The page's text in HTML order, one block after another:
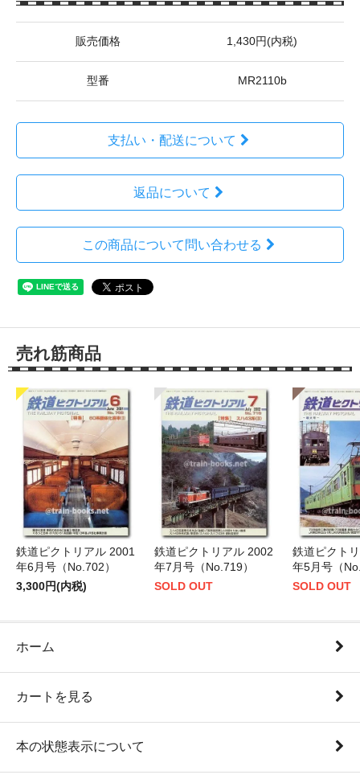
販売価格 1,430円(内税)
型番 MR2110b
支払い・配送について
返品について
この商品について問い合わせる
売れ筋商品
鉄道ピクトリアル 2001
年6月号（No.702）
3,300円(内税)
鉄道ピクトリアル 2002
年7月号（No.719）
SOLD OUT
鉄道ピクト
年5月号（
SOLD OUT
ホーム
カートを見る
本の状態表示について